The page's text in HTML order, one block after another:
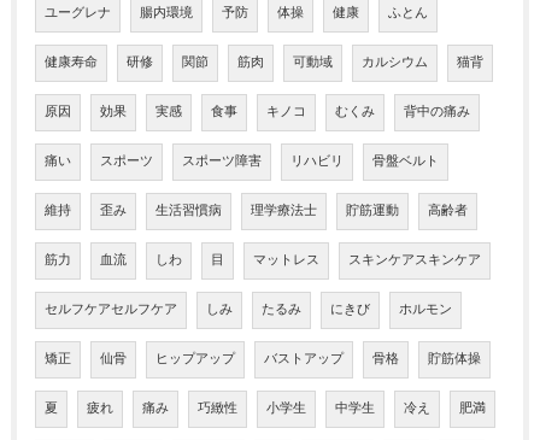
ユーグレナ 腸内環境 予防 体操 健康 ふとん
健康寿命 研修 関節 筋肉 可動域 カルシウム 猫背
原因 効果 実感 食事 キノコ むくみ 背中の痛み
痛い スポーツ スポーツ障害 リハビリ 骨盤ベルト
維持 歪み 生活習慣病 理学療法士 貯筋運動 高齢者
筋力 血流 しわ 目 マットレス スキンケアスキンケア
セルフケアセルフケア しみ たるみ にきび ホルモン
矯正 仙骨 ヒップアップ バストアップ 骨格 貯筋体操
夏 疲れ 痛み 巧緻性 小学生 中学生 冷え 肥満